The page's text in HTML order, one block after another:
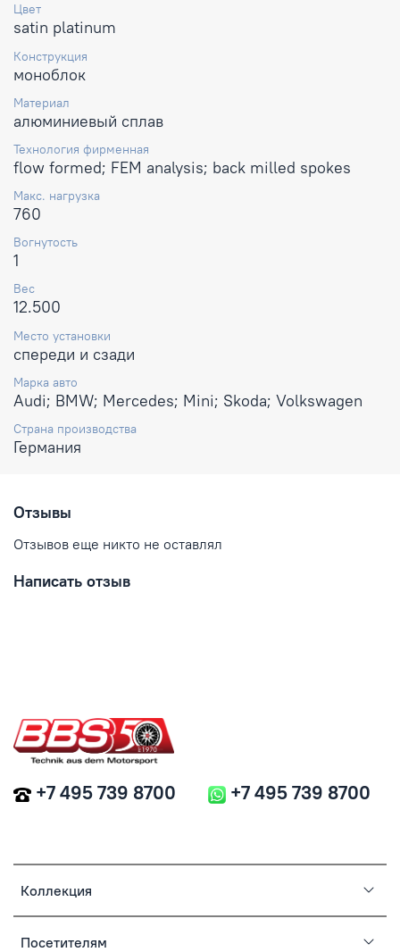
Цвет
satin platinum
Конструкция
моноблок
Материал
алюминиевый сплав
Технология фирменная
flow formed; FEM analysis; back milled spokes
Макс. нагрузка
760
Вогнутость
1
Вес
12.500
Место установки
спереди и сзади
Марка авто
Audi; BMW; Mercedes; Mini; Skoda; Volkswagen
Страна производства
Германия
Отзывы
Отзывов еще никто не оставлял
Написать отзыв
Коллекция
Посетителям
+7 495 739 8700 +7 495 739 8700